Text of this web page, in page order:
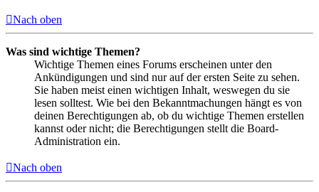
Nach oben
Was sind wichtige Themen?
Wichtige Themen eines Forums erscheinen unter den
Ankündigungen und sind nur auf der ersten Seite zu sehen.
Sie haben meist einen wichtigen Inhalt, weswegen du sie
lesen solltest. Wie bei den Bekanntmachungen hängt es von
deinen Berechtigungen ab, ob du wichtige Themen erstellen
kannst oder nicht; die Berechtigungen stellt die Board-
Administration ein.
Nach oben